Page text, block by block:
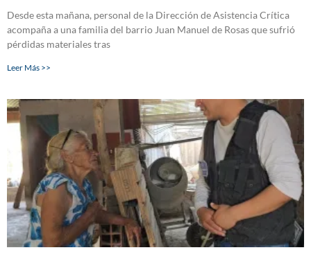
Desde esta mañana, personal de la Dirección de Asistencia Crítica
acompaña a una familia del barrio Juan Manuel de Rosas que sufrió
pérdidas materiales tras
Leer Más >>